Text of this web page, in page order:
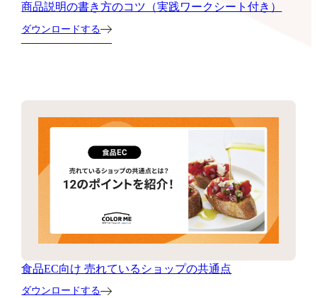
商品説明の書き方のコツ（実践ワークシート付き）
ダウンロードする
食品EC向け 売れているショップの共通点
ダウンロードする